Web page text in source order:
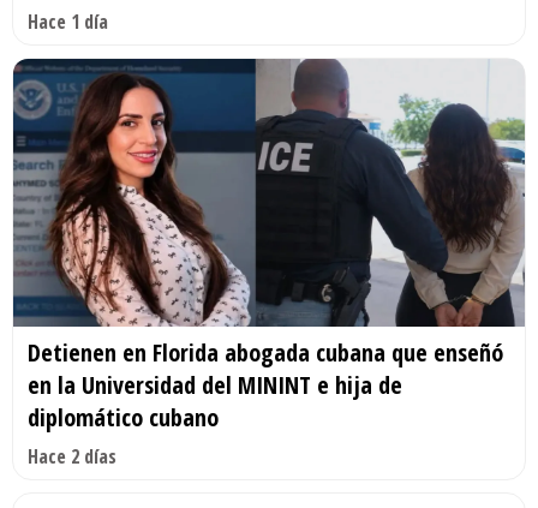
Hace 1 día
Detienen en Florida abogada cubana que enseñó
en la Universidad del MININT e hija de
diplomático cubano
Hace 2 días